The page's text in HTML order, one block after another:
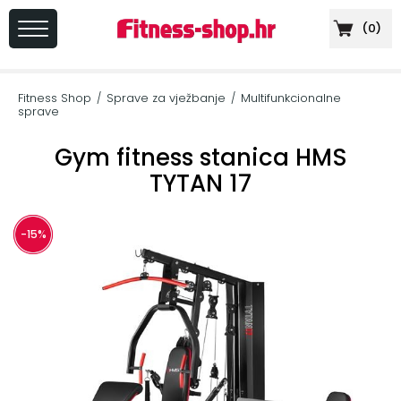
(0)
REGISTRACIJA
Sportska
prehrana
Fitness Shop / Sprave za vježbanje / Multifunkcionalne
sprave
Gym fitness stanica HMS
TYTAN 17
-15%